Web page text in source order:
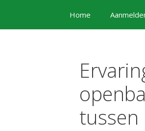
de
Home
tussen